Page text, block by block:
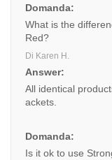
Domanda:
What is the
Red?
Di Karen H.
Answer:
All identical
ackets.
Domanda:
Is it ok to use